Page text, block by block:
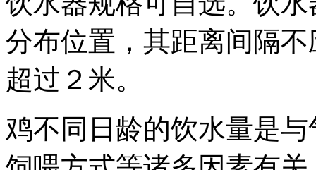
分布位置，其距离间隔
超过２米。
鸡不同日龄的饮水量是